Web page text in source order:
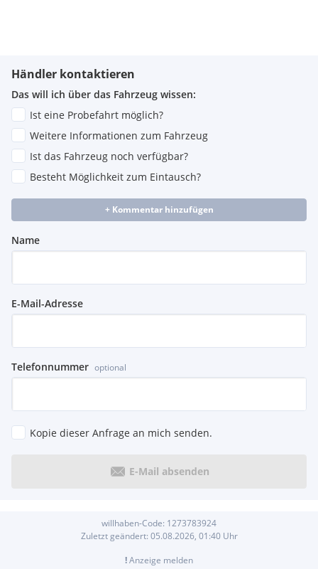
Händler kontaktieren
Das will ich über das Fahrzeug wissen:
Ist eine Probefahrt möglich?
Weitere Informationen zum Fahrzeug
Ist das Fahrzeug noch verfügbar?
Besteht Möglichkeit zum Eintausch?
+ Kommentar hinzufügen
Name
E-Mail-Adresse
Telefonnummer optional
Kopie dieser Anfrage an mich senden.
E-Mail absenden
willhaben-Code: 1273783924
Zuletzt geändert: 05.08.2026, 01:40Uhr
!Anzeige melden